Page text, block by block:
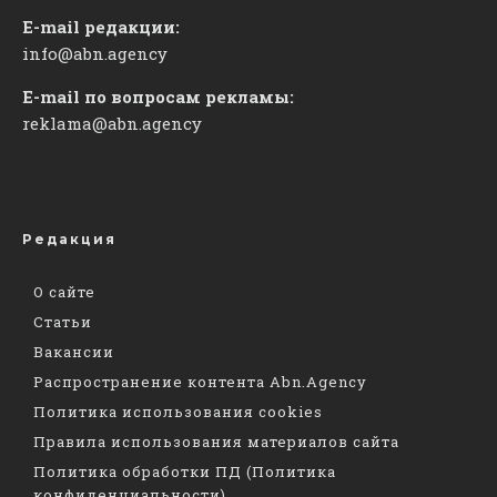
E-mail редакции:
info@abn.agency
E-mail по вопросам рекламы:
reklama@abn.agency
Редакция
О сайте
Статьи
Вакансии
Распространение контента Abn.Agency
Политика использования cookies
Правила использования материалов сайта
Политика обработки ПД (Политика